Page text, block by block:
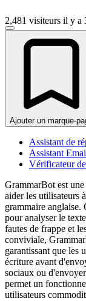
2,481 visiteurs il y a
Ajouter un marque-
Assistant de
Assistant
Vérificateur
GrammarBot est
aider les utilisateurs
grammaire
pour analyser le
fautes de frappe et
conviviale,
garantissant que les
écriture avant
sociaux ou
permet un
utilisateurs